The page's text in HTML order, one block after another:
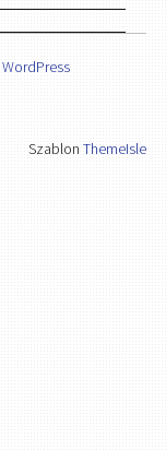
WordPress
SzablonThemeIsle